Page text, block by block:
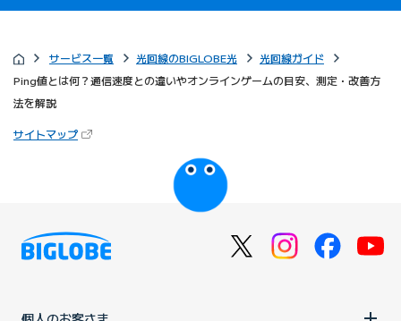
サービス一覧 光回線のBIGLOBE光
光回線ガイド
Ping値とは何？通信速度との違いやオンラインゲームの目安、測定・改善方
法を解説
サイトマップ（新しいタブで開きます）
びっぷるのページ